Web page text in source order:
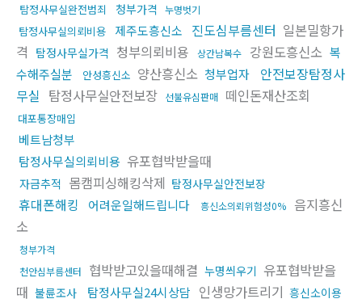
탐정사무실완전범죄 청부가격 누명벗기
탐정사무실의뢰비용 제주도흥신소 진도심부름센터 일본밀항가
격 탐정사무실가격 청부의뢰비용 상간남복수 강원도흥신소 복
수해주실분
안성흥신소 양산흥신소 청부업자
안전보장탐정사
무실 탐정사무실안전보장 선불유심판매 떼인돈재산조회
대포통장매입
베트남청부
탐정사무실의뢰비용 유포협박받을때
자금추적 몸캠피싱해킹삭제 탐정사무실안전보장
휴대폰해킹 어려운일해드립니다 흥신소의뢰위험성0%
음지흥신
소
청부가격
천안심부름센터
협박받고있을때해결 누명씌우기 유포협박받을
때 불륜조사 탐정사무실24시상담 인생망가트리기 흥신소이용